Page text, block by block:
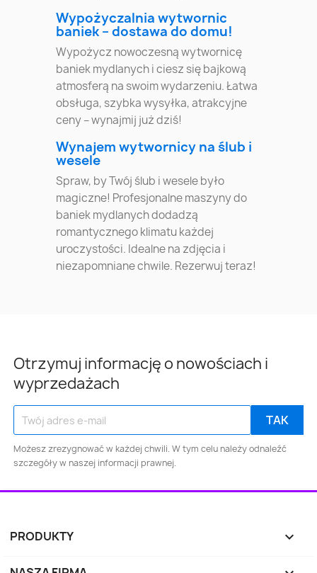
Wypożyczalnia wytwornic
baniek – dostawa do domu!
Wypożycz nowoczesną wytwornicę
baniek mydlanych i ciesz się bajkową
atmosferą na swoim wydarzeniu. Łatwa
obsługa, szybka wysyłka, atrakcyjne
ceny – wynajmij już dziś!
Wynajem wytwornicy na ślub i
wesele
Spraw, by Twój ślub i wesele było
magiczne! Profesjonalne maszyny do
baniek mydlanych dodadzą
romantycznego klimatu każdej
uroczystości. Idealne na zdjęcia i
niezapomniane chwile. Rezerwuj teraz!
Otrzymuj informację o nowościach i
wyprzedażach
Możesz zrezygnować w każdej chwili. W tym celu należy odnaleźć
szczegóły w naszej informacji prawnej.
PRODUKTY 